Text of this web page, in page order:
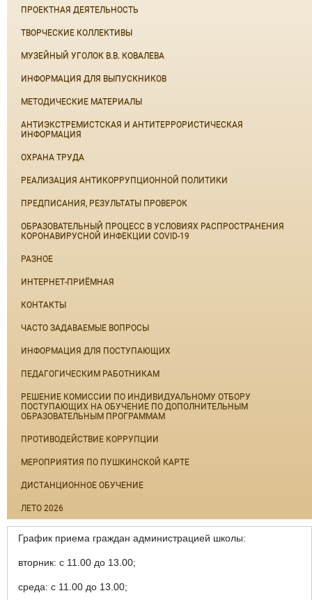
ПРОЕКТНАЯ ДЕЯТЕЛЬНОСТЬ
ТВОРЧЕСКИЕ КОЛЛЕКТИВЫ
МУЗЕЙНЫЙ УГОЛОК В.В. КОВАЛЕВА
ИНФОРМАЦИЯ ДЛЯ ВЫПУСКНИКОВ
МЕТОДИЧЕСКИЕ МАТЕРИАЛЫ
АНТИЭКСТРЕМИСТСКАЯ И АНТИТЕРРОРИСТИЧЕСКАЯ
ИНФОРМАЦИЯ
ОХРАНА ТРУДА
РЕАЛИЗАЦИЯ АНТИКОРРУПЦИОННОЙ ПОЛИТИКИ
ПРЕДПИСАНИЯ, РЕЗУЛЬТАТЫ ПРОВЕРОК
ОБРАЗОВАТЕЛЬНЫЙ ПРОЦЕСС В УСЛОВИЯХ РАСПРОСТРАНЕНИЯ
КОРОНАВИРУСНОЙ ИНФЕКЦИИ COVID-19
РАЗНОЕ
ИНТЕРНЕТ-ПРИЁМНАЯ
КОНТАКТЫ
ЧАСТО ЗАДАВАЕМЫЕ ВОПРОСЫ
ИНФОРМАЦИЯ ДЛЯ ПОСТУПАЮЩИХ
ПЕДАГОГИЧЕСКИМ РАБОТНИКАМ
РЕШЕНИЕ КОМИССИИ ПО ИНДИВИДУАЛЬНОМУ ОТБОРУ
ПОСТУПАЮЩИХ НА ОБУЧЕНИЕ ПО ДОПОЛНИТЕЛЬНЫМ
ОБРАЗОВАТЕЛЬНЫМ ПРОГРАММАМ
ПРОТИВОДЕЙСТВИЕ КОРРУПЦИИ
МЕРОПРИЯТИЯ ПО ПУШКИНСКОЙ КАРТЕ
ДИСТАНЦИОННОЕ ОБУЧЕНИЕ
ЛЕТО 2026
График приема граждан администрацией школы:
вторник: с 11.00 до 13.00;
среда: с 11.00 до 13.00;